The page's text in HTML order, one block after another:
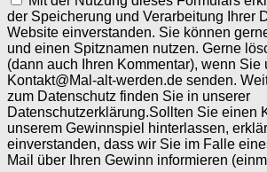
der Speicherung und Verarbeitung Ihrer
Website einverstanden. Sie können
und einen Spitznamen nutzen. Gerne
(dann auch Ihren Kommentar), wenn Sie
Kontakt@Mal-alt-werden.de senden.
zum Datenschutz finden Sie in unserer
Datenschutzerklärung.Sollten Sie einen
unserem Gewinnspiel hinterlassen,
einverstanden, dass wir Sie im Falle
Mail über Ihren Gewinn informieren